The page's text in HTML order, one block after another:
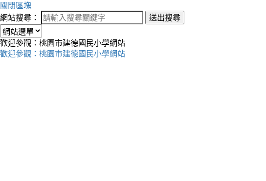
關閉區塊
網站搜尋：
送出搜尋
歡迎參觀：桃園市建德國民小學網站
歡迎參觀：桃園市建德國民小學網站